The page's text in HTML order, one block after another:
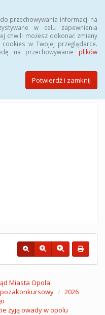
przechowywania informacji na
w celu zapewnienia
chwili możesz dokonać zmiany
w Twojej przeglądarce.
na przechowywanie plików
Potwierdź i zamknij
PUBLICZNEJ
Opola
Miasta Opola
2026
żyją owady w opolu